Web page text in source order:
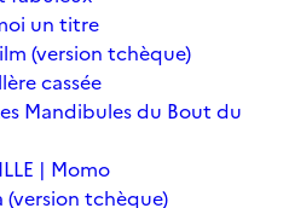
un titre
(version tchèque)
cassée
Mandibules du Bout du
| Momo
(version tchèque)